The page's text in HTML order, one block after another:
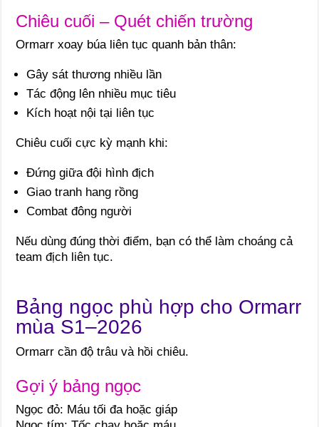
Chiêu cuối – Quét chiến trường
Ormarr xoay búa liên tục quanh bản thân:
Gây sát thương nhiều lần
Tác động lên nhiều mục tiêu
Kích hoạt nội tại liên tục
Chiêu cuối cực kỳ mạnh khi:
Đứng giữa đội hình địch
Giao tranh hang rồng
Combat đông người
Nếu dùng đúng thời điểm, bạn có thể làm choáng cả
team địch liên tục.
Bảng ngọc phù hợp cho Ormarr
mùa S1–2026
Ormarr cần độ trâu và hồi chiêu.
Gợi ý bảng ngọc
Ngọc đỏ: Máu tối đa hoặc giáp